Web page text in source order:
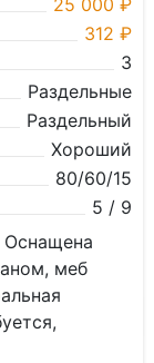
25 000 ₽
312 ₽
3
Раздельные
Раздельный
Хороший
80/60/15
5 / 9
Оснащена
меб